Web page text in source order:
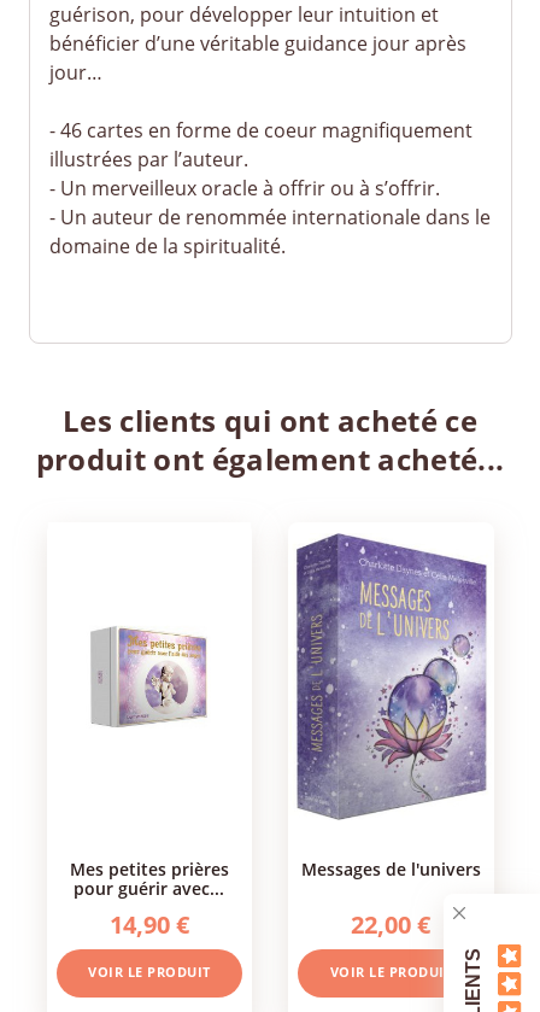
guérison, pour développer leur intuition et
bénéficier d’une véritable guidance jour après
jour…
- 46 cartes en forme de coeur magnifiquement
illustrées par l’auteur.
- Un merveilleux oracle à offrir ou à s’offrir.
- Un auteur de renommée internationale dans le
domaine de la spiritualité.
Les clients qui ont acheté ce
produit ont également acheté...
mes petites prières
pour guérir avec...
14,90 €
VOIR LE PRODUIT
messages de l'univers
22,00 €
VOIR LE PRODUIT